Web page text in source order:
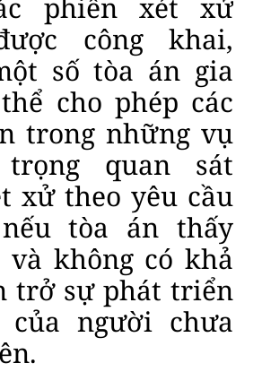
phiên xét xử
công khai,
số tòa án gia
cho phép các
trong những vụ
trọng quan sát
xử theo yêu cầu
tòa án thấy
không có khả
trở sự phát triển
người chưa